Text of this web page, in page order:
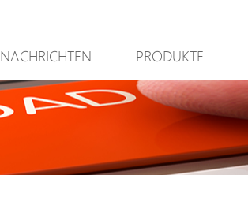
NACHRICHTEN PRODUKTE
Neues Produkt
PoE Switch
EPoX Serie
PoE Extender